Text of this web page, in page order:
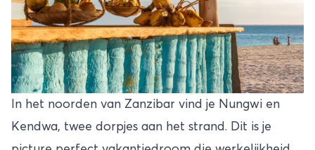
In het noorden van Zanzibar vind je Nungwi en
Kendwa, twee dorpjes aan het strand. Dit is je